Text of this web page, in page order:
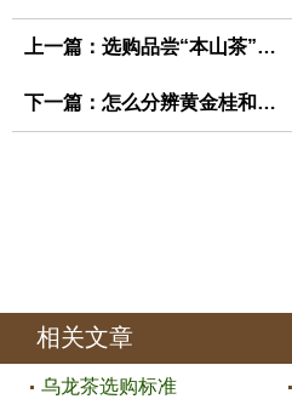
上一篇： 选购品尝“本山茶”的方法
下一篇： 怎么分辨黄金桂和铁观音？
相关文章
乌龙茶选购标准